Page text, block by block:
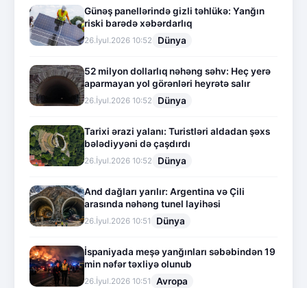
Günəş panellərində gizli təhlükə: Yanğın
riski barədə xəbərdarlıq
26.İyul.2026 10:52 Dünya
52 milyon dollarlıq nəhəng səhv: Heç yerə
aparmayan yol görənləri heyrətə salır
26.İyul.2026 10:52 Dünya
Tarixi ərazi yalanı: Turistləri aldadan şəxs
bələdiyyəni də çaşdırdı
26.İyul.2026 10:52 Dünya
And dağları yarılır: Argentina və Çili
arasında nəhəng tunel layihəsi
26.İyul.2026 10:51 Dünya
İspaniyada meşə yanğınları səbəbindən 19
min nəfər təxliyə olunub
26.İyul.2026 10:51 Avropa